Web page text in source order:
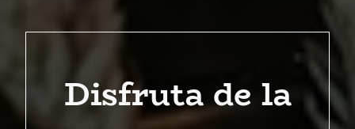
Disfruta de la